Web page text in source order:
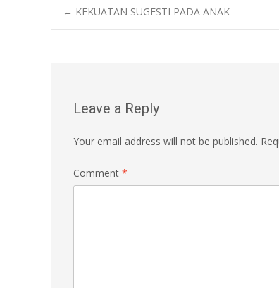
Post
← KEKUATAN SUGESTI PADA ANAK
Leave a Reply
Your email address will not be published.
Comment *